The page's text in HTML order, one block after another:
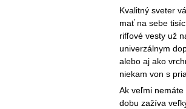
Kvalitný sveter
mať na sebe
rifľové vesty už
univerzálnym
alebo aj ako
niekam von s
Ak veľmi
dobu zažíva